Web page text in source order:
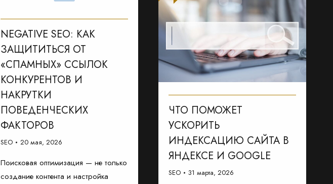
NEGATIVE SEO: КАК
ЗАЩИТИТЬСЯ ОТ
«СПАМНЫХ» ССЫЛОК
КОНКУРЕНТОВ И
НАКРУТКИ
ПОВЕДЕНЧЕСКИХ
ФАКТОРОВ
SEO 20 мая, 2026
Поисковая оптимизация — не только
создание контента и настройка
ЧТО ПОМОЖЕТ
УСКОРИТЬ
ИНДЕКСАЦИЮ САЙТА В
ЯНДЕКСЕ И GOOGLE
SEO 31 марта, 2026